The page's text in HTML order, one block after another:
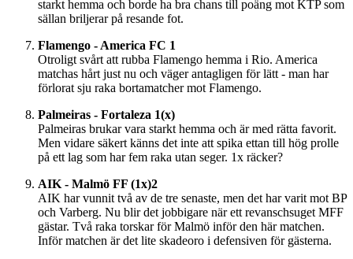
starkt hemma och borde ha bra chans till poäng mot KTP som
sällan briljerar på resande fot.
Flamengo - America FC 1
Otroligt svårt att rubba Flamengo hemma i Rio. America
matchas hårt just nu och väger antagligen för lätt - man har
förlorat sju raka bortamatcher mot Flamengo.
Palmeiras - Fortaleza 1(x)
Palmeiras brukar vara starkt hemma och är med rätta favorit.
Men vidare säkert känns det inte att spika ettan till hög prolle
på ett lag som har fem raka utan seger. 1x räcker?
AIK - Malmö FF (1x)2
AIK har vunnit två av de tre senaste, men det har varit mot BP
och Varberg. Nu blir det jobbigare när ett revanschsuget MFF
gästar. Två raka torskar för Malmö inför den här matchen.
Inför matchen är det lite skadeoro i defensiven för gästerna.